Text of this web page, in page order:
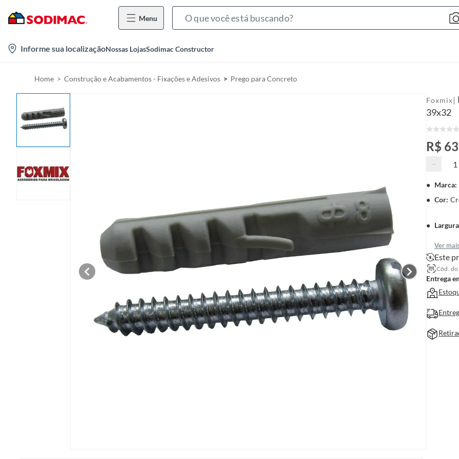
Menu
Informe sua localizaçãoNossas LojasSodimac Constructor
Home Construção e Acabamentos - Fixações e Adesivos Prego para Concreto
Foxmix|
39x32
R$
−
Marca:
Cor:
Ver mais
Este
Cód.
Entrega